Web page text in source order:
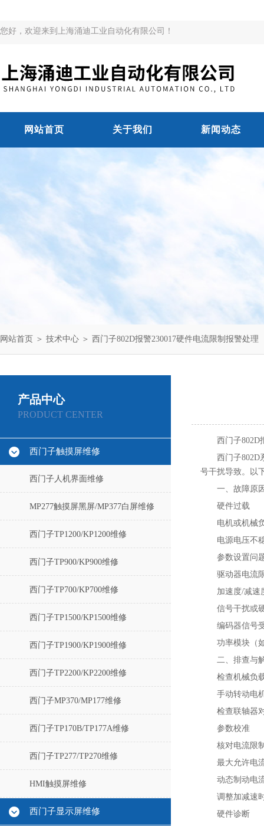
您好，欢迎来到上海涌迪工业自动化有限公司！
网站首页 关于我们 新闻动态
网站首页 ＞ 技术中心 ＞ 西门子802D报警230017硬件电流限制报警处理
产品中心
PRODUCT CENTER
西门子触摸屏维修
西门子人机界面维修
MP277触摸屏黑屏/MP377白屏维修
西门子TP1200/KP1200维修
西门子TP900/KP900维修
西门子TP700/KP700维修
西门子TP1500/KP1500维修
西门子TP1900/KP1900维修
西门子TP2200/KP2200维修
西门子MP370/MP177维修
西门子TP170B/TP177A维修
西门子TP277/TP270维修
HMI触摸屏维修
西门子显示屏维修
西门子802D
西门子802D
号干扰导致。以
一、故障原
‌硬件过载‌
电机或机械
电源电压不
参数设置问
驱动器电流
加速度/减速
信号干扰或
编码器信号
功率模块（
二、排查与
检查机械负
手动转动电
检查联轴器
参数校准‌
核对电流限
最大允许电
动态制动电
调整加减速
‌硬件诊断‌